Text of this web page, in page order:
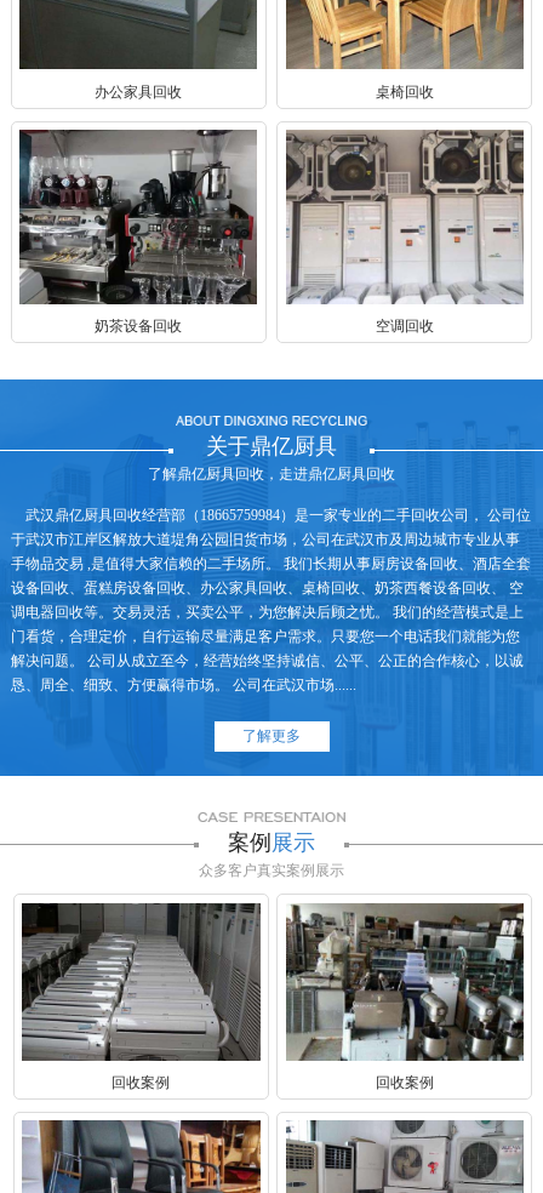
办公家具回收 桌椅回收
奶茶设备回收 空调回收
关于鼎亿厨具
了解鼎亿厨具回收，走进鼎亿厨具回收
武汉鼎亿厨具回收经营部（18665759984）是一家专业的二手回收公司， 公司位
于武汉市江岸区解放大道堤角公园旧货市场，公司在武汉市及周边城市专业从事
手物品交易 ,是值得大家信赖的二手场所。 我们长期从事厨房设备回收、酒店全套
设备回收、蛋糕房设备回收、办公家具回收、桌椅回收、奶茶西餐设备回收、 空
调电器回收等。交易灵活，买卖公平，为您解决后顾之忧。 我们的经营模式是上
门看货，合理定价，自行运输尽量满足客户需求。只要您一个电话我们就能为您
解决问题。 公司从成立至今，经营始终坚持诚信、公平、公正的合作核心，以诚
恳、周全、细致、方便赢得市场。 公司在武汉市场......
了解更多
案例 展示
众多客户真实案例展示
回收案例 回收案例